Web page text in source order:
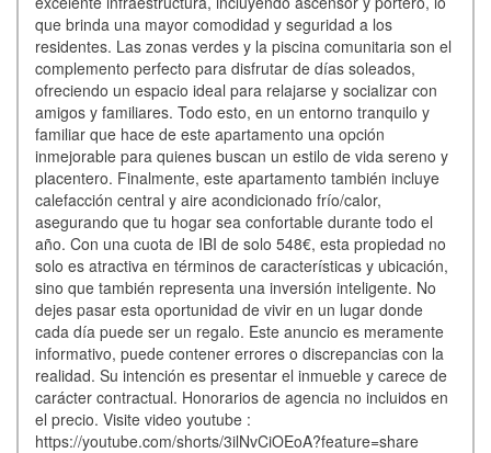
que brinda una mayor comodidad y seguridad a los
residentes. Las zonas verdes y la piscina comunitaria son el
complemento perfecto para disfrutar de días soleados,
ofreciendo un espacio ideal para relajarse y socializar con
amigos y familiares. Todo esto, en un entorno tranquilo y
familiar que hace de este apartamento una opción
inmejorable para quienes buscan un estilo de vida sereno y
placentero. Finalmente, este apartamento también incluye
calefacción central y aire acondicionado frío/calor,
asegurando que tu hogar sea confortable durante todo el
año. Con una cuota de IBI de solo 548€, esta propiedad no
solo es atractiva en términos de características y ubicación,
sino que también representa una inversión inteligente. No
dejes pasar esta oportunidad de vivir en un lugar donde
cada día puede ser un regalo. Este anuncio es meramente
informativo, puede contener errores o discrepancias con la
realidad. Su intención es presentar el inmueble y carece de
carácter contractual. Honorarios de agencia no incluidos en
el precio. Visite video youtube :
https://youtube.com/shorts/3ilNvCiOEoA?feature=share